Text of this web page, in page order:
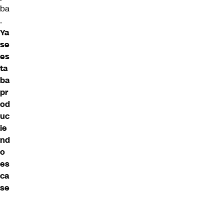
ba
.
Ya
se
es
ta
ba
pr
od
uc
ie
nd
o
es
ca
se